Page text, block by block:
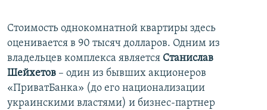
Стоимость однокомнатной квартиры здесь
оценивается в 90 тысяч долларов. Одним из
владельцев комплекса является Станислав
Шейхетов – один из бывших акционеров
«ПриватБанка» (до его национализации
украинскими властями) и бизнес-партнер